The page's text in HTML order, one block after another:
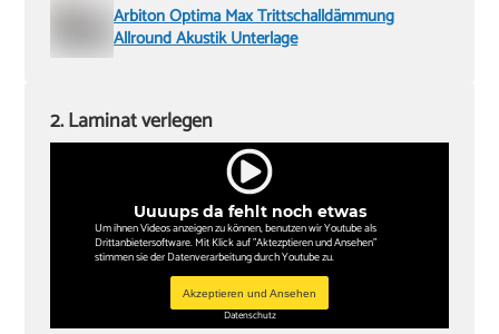
Arbiton Optima Max Trittschalldämmung
Allround Akustik Unterlage
Uuuups da fehlt noch etwas
Um ihnen Videos anzeigen zu können, benutzen wir Youtube als
Drittanbietersoftware. Mit Klick auf "Aktezptieren und Ansehen"
stimmen sie der Datenverarbeitung durch Youtube zu.
Akzeptieren und Ansehen
Datenschutz
2. Laminat verlegen